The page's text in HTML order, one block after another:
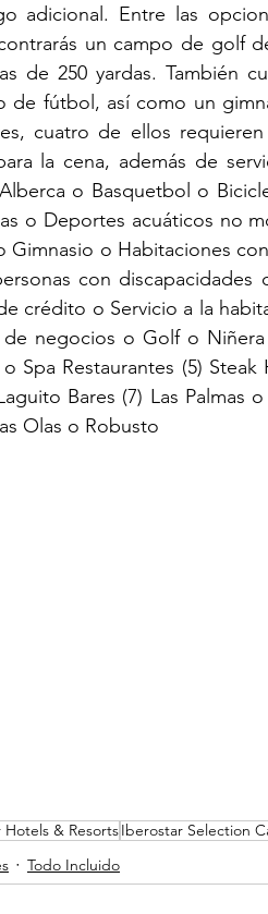
adicional. Entre las
un campo de golf
de 250 yardas. También
de fútbol, así como un
cuatro de ellos
la cena, además de
o Basquetbol o
o Deportes acuáticos no
o Habitaciones
con
crédito o Servicio a la
negocios o Golf o
Spa Restaurantes (5)
Bares (7) Las Palmas
Olas o Robusto
Hotels & ResortsIberostar Selection
Todo Incluido